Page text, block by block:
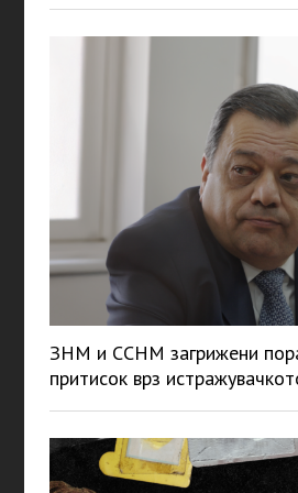
ЗНМ и ССНМ загрижени
притисок врз